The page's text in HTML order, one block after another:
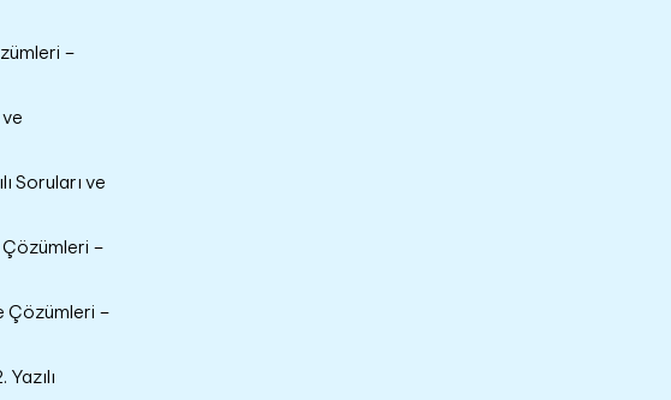
–
ve
Soruları ve
Çözümleri –
Çözümleri –